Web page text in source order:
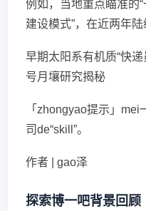
例如，当地重点瞄准的
建设模式”，在近两年
早期太阳系有机质“快
号月壤研究揭秘
「zhongyao提示」
司de“skill”。
作者 | gao泽
探索博一吧背景回顾